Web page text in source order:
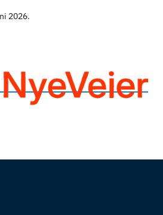
2026.